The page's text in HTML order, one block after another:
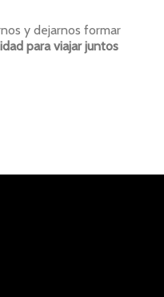
y dejarnos formar
para viajar juntos